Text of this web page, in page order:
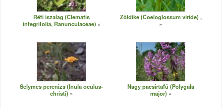
Réti iszalag (Clematis
integrifolia, Ranunculaceae)
Zöldike (Coeloglossum viride) ,
Selymes perenizs (Inula oculus-
christi)
Nagy pacsirtafű (Polygala
major)